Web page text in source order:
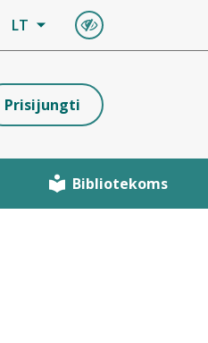
LT
Prisijungti
Bibliotekoms